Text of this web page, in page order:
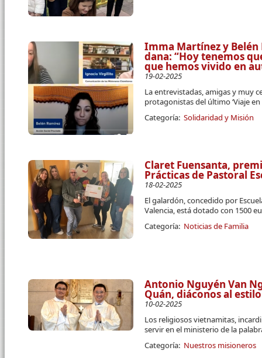
Imma Martínez y
dana: “Hoy tenemos
que hemos vivido en
19-02-2025
La entrevistadas, amigas y muy
protagonistas del último ‘Viaje en
Categoría: Solidaridad y Misión
Claret Fuensanta,
Prácticas de Pastoral
18-02-2025
El galardón, concedido por
Valencia, está dotado con 1500
Categoría: Noticias de Familia
Antonio Nguyén Van
Quán, diáconos al
10-02-2025
Los religiosos vietnamitas,
servir en el ministerio de la
Categoría: Nuestros misioneros